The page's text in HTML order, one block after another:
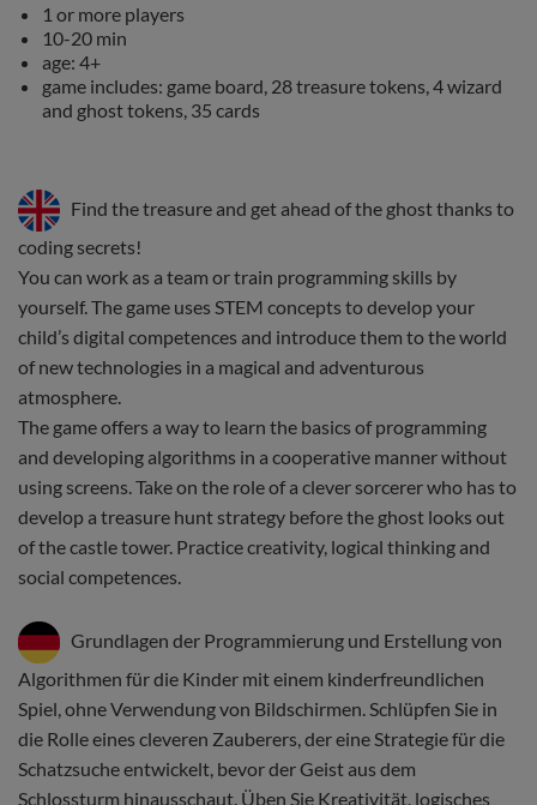
1 or more players
10-20 min
age: 4+
game includes: game board, 28 treasure tokens, 4 wizard
and ghost tokens, 35 cards
Find the treasure and get ahead of the ghost thanks to
coding secrets!
You can work as a team or train programming skills by
yourself. The game uses STEM concepts to develop your
child’s digital competences and introduce them to the world
of new technologies in a magical and adventurous
atmosphere.
The game offers a way to learn the basics of programming
and developing algorithms in a cooperative manner without
using screens. Take on the role of a clever sorcerer who has to
develop a treasure hunt strategy before the ghost looks out
of the castle tower. Practice creativity, logical thinking and
social competences.
Grundlagen der Programmierung und Erstellung von
Algorithmen für die Kinder mit einem kinderfreundlichen
Spiel, ohne Verwendung von Bildschirmen. Schlüpfen Sie in
die Rolle eines cleveren Zauberers, der eine Strategie für die
Schatzsuche entwickelt, bevor der Geist aus dem
Schlossturm hinausschaut. Üben Sie Kreativität, logisches